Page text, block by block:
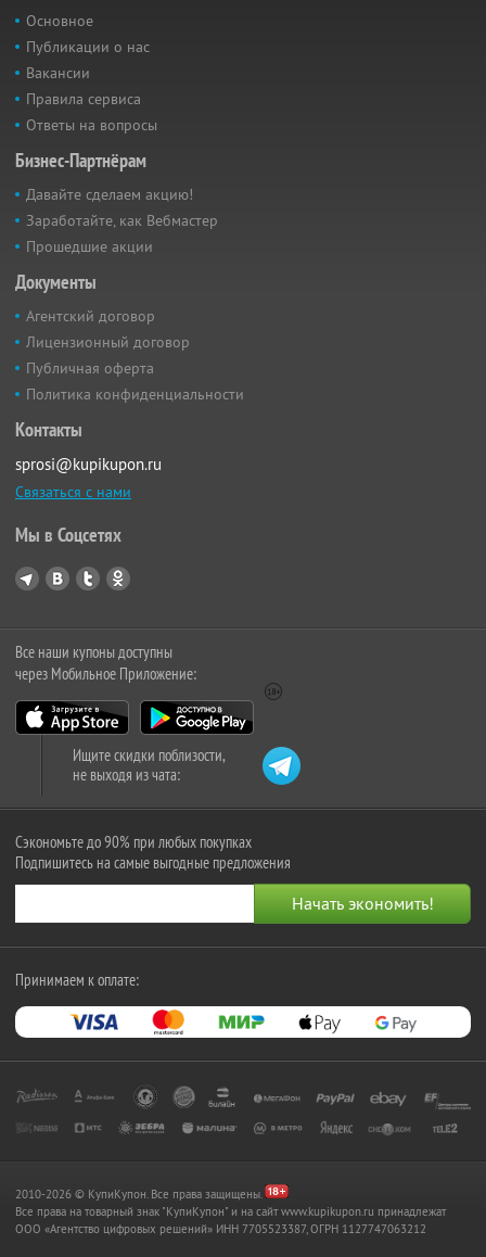
Основное
Публикации о нас
Вакансии
Правила сервиса
Ответы на вопросы
Бизнес-Партнёрам
Давайте сделаем акцию!
Заработайте, как Вебмастер
Прошедшие акции
Документы
Агентский договор
Лицензионный договор
Публичная оферта
Политика конфиденциальности
Контакты
sprosi@kupikupon.ru
Связаться с нами
Мы в Соцсетях
Все наши купоны доступны
через Мобильное Приложение:
Ищите скидки поблизости,
не выходя из чата:
Сэкономьте до 90% при любых покупках
Подпишитесь на самые выгодные предложения
Принимаем к оплате:
2010-2026 © КупиКупон. Все права защищены.
Все права на товарный знак "КупиКупон" и на сайт www.kupikupon.ru принадлежат
OOO «Агентство цифровых решений» ИНН 7705523387, ОГРН 1127747063212